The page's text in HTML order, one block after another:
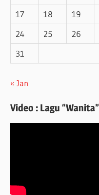
17
18 19
24
25 26
31
« Jan
Video : Lagu “Wanita”